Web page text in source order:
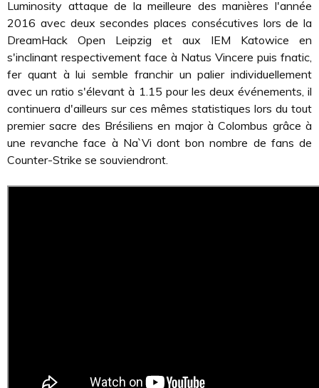
Luminosity attaque de la meilleure des manières l'année
2016 avec deux secondes places consécutives lors de la
DreamHack Open Leipzig et aux IEM Katowice en
s'inclinant respectivement face à Natus Vincere puis fnatic,
fer quant à lui semble franchir un palier individuellement
avec un ratio s'élevant à 1.15 pour les deux événements, il
continuera d'ailleurs sur ces mêmes statistiques lors du tout
premier sacre des Brésiliens en major à Colombus grâce à
une revanche face à Na`Vi dont bon nombre de fans de
Counter-Strike se souviendront.